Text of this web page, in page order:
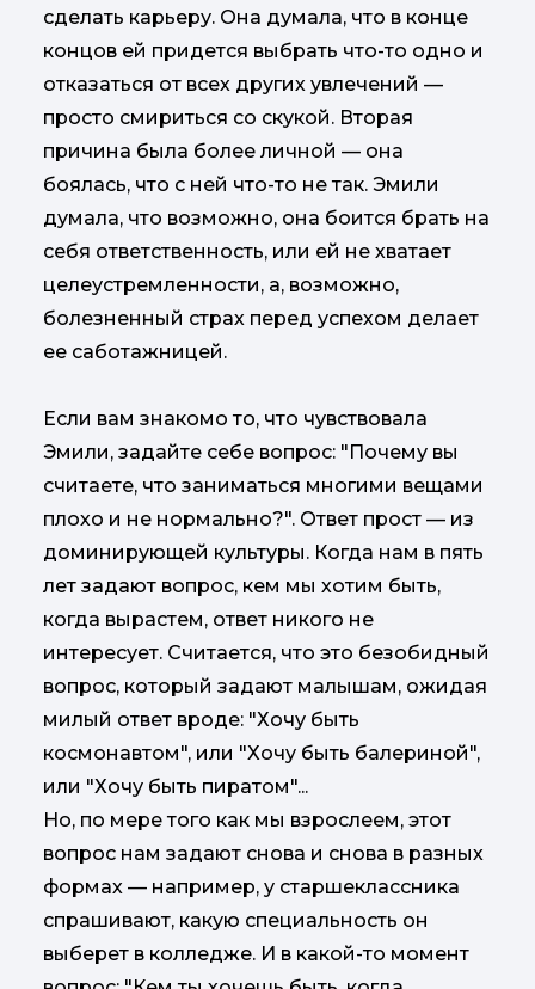
сделать карьеру. Она думала, что в конце
концов ей придется выбрать что-то одно и
отказаться от всех других увлечений —
просто смириться со скукой. Вторая
причина была более личной — она
боялась, что с ней что-то не так. Эмили
думала, что возможно, она боится брать на
себя ответственность, или ей не хватает
целеустремленности, а, возможно,
болезненный страх перед успехом делает
ее саботажницей.
Если вам знакомо то, что чувствовала
Эмили, задайте себе вопрос: "Почему вы
считаете, что заниматься многими вещами
плохо и не нормально?". Ответ прост — из
доминирующей культуры. Когда нам в пять
лет задают вопрос, кем мы хотим быть,
когда вырастем, ответ никого не
интересует. Считается, что это безобидный
вопрос, который задают малышам, ожидая
милый ответ вроде: "Хочу быть
космонавтом", или "Хочу быть балериной",
или "Хочу быть пиратом"...
Но, по мере того как мы взрослеем, этот
вопрос нам задают снова и снова в разных
формах — например, у старшеклассника
спрашивают, какую специальность он
выберет в колледже. И в какой-то момент